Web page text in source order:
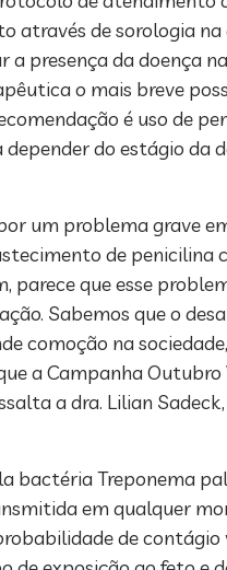
através de sorologia na
a presença da doença
o mais breve
é uso de
do estágio da
um problema grave
de penicilina
parece que esse
Sabemos que o
comoção na
a Campanha Outubro
a dra. Lilian
bactéria Treponema
em qualquer
de contágio